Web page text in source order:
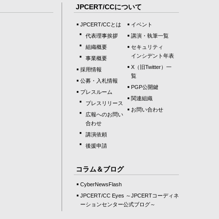
JPCERT/CCについて
JPCERT/CCとは
代表理事挨拶
組織概要
事業概要
採用情報
公募・入札情報
プレスルーム
プレスリリース
広報へのお問い
合わせ
講演依頼
後援申請
イベント
講演・執筆一覧
セキュリティ
インシデント年表
X（旧Twitter）一
覧
PGP公開鍵
関連組織
お問い合わせ
コラム＆ブログ
CyberNewsFlash
JPCERT/CC Eyes ～JPCERTコーディネ
ーションセンター公式ブログ～